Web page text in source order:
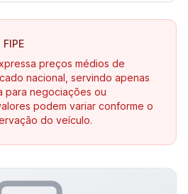
preços médios de
nacional, servindo apenas
para negociações ou
podem variar conforme o
do veículo.